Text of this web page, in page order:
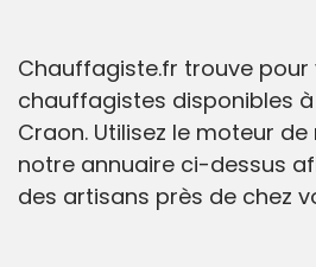
Chauffagiste.fr trouve pour
chauffagistes disponibles
Craon. Utilisez le moteur
notre annuaire ci-dessus
des artisans près de chez